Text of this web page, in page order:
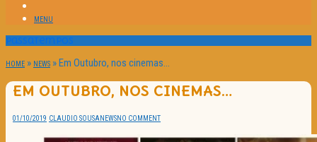
MENU
Passatempos
HOME » NEWS »Em Outubro, nos cinemas…
EM OUTUBRO, NOS CINEMAS…
01/10/2019 CLAUDIO SOUSA NEWSNO COMMENT